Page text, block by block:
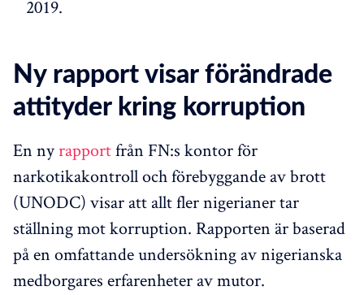
2019.
Ny rapport visar förändrade
attityder kring korruption
En nyrapportfrån FN:s kontor för
narkotikakontroll och förebyggande av brott
(UNODC) visar att allt fler nigerianer tar
ställning mot korruption. Rapporten är baserad
på en omfattande undersökning av nigerianska
medborgares erfarenheter av mutor.